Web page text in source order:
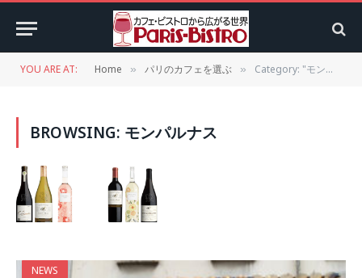
YOU ARE AT: Home » パリのカフェを選ぶ » Category: "モンパルナス"
BROWSING: モンパルナス
NEWS